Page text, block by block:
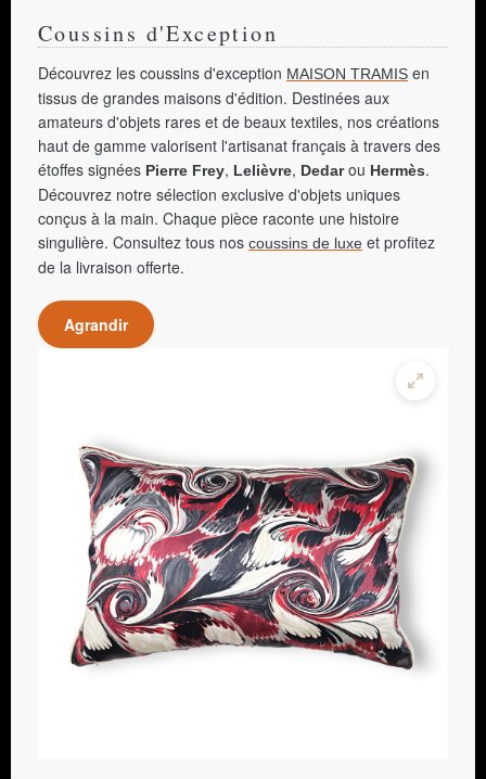
Coussins d'Exception
Découvrez les coussins d'exception MAISON TRAMIS en
tissus de grandes maisons d'édition. Destinées aux
amateurs d'objets rares et de beaux textiles, nos créations
haut de gamme valorisent l'artisanat français à travers des
étoffes signées Pierre Frey, Lelièvre, Dedarou Hermès.
Découvrez notre sélection exclusive d'objets uniques
conçus à la main. Chaque pièce raconte une histoire
singulière. Consultez tous nos coussins de luxe et profitez
de la livraison offerte.
Agrandir